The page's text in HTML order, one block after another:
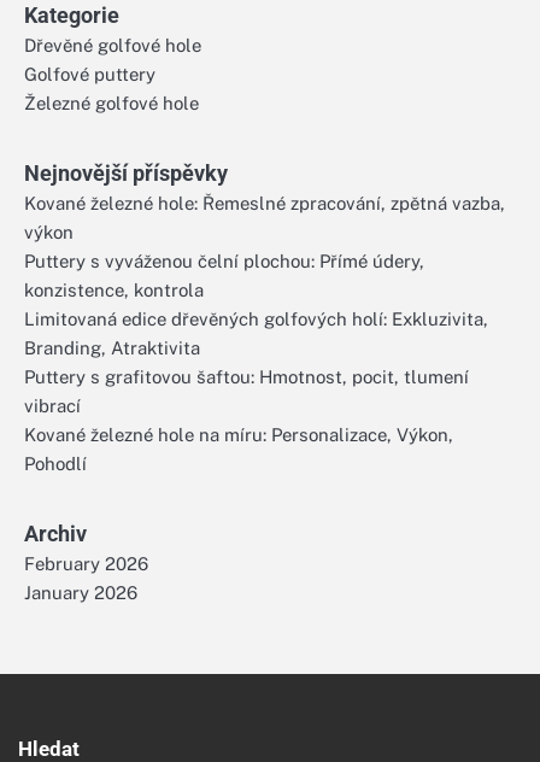
Kategorie
Dřevěné golfové hole
Golfové puttery
Železné golfové hole
Nejnovější příspěvky
Kované železné hole: Řemeslné zpracování, zpětná vazba,
výkon
Puttery s vyváženou čelní plochou: Přímé údery,
konzistence, kontrola
Limitovaná edice dřevěných golfových holí: Exkluzivita,
Branding, Atraktivita
Puttery s grafitovou šaftou: Hmotnost, pocit, tlumení
vibrací
Kované železné hole na míru: Personalizace, Výkon,
Pohodlí
Archiv
February 2026
January 2026
Hledat